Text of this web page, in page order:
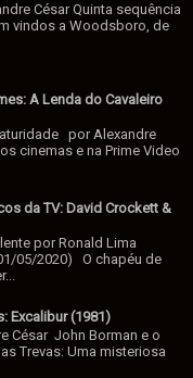
César Quinta sequência
vindos a Woodsboro, de
A Lenda do Cavaleiro
por Alexandre
cinemas e na Prime Video
da TV: David Crockett &
por Ronald Lima
05/2020) O chapéu de
Excalibur (1981)
César John Borman e o
Trevas: Uma misteriosa